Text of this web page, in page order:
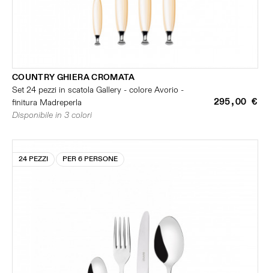
COUNTRY GHIERA CROMATA
Set 24 pezzi in scatola Gallery - colore Avorio -
finitura Madreperla
295,00 €
Disponibile in 3 colori
24 PEZZI PER 6 PERSONE